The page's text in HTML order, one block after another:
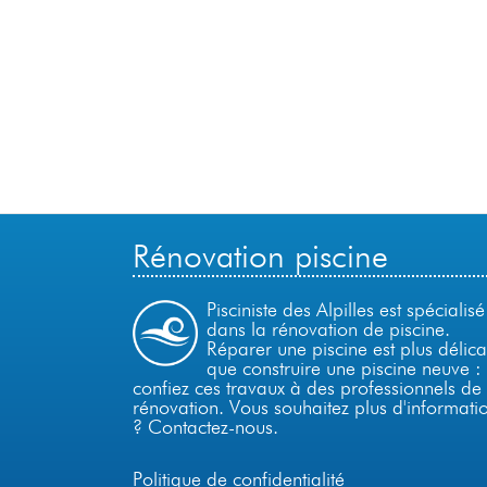
Rénovation piscine
Pisciniste des Alpilles est spécialisé
dans la rénovation de piscine.
Réparer une piscine est plus
que construire une piscine neuve :
confiez ces travaux à des professionnels
rénovation. Vous souhaitez plus
? Contactez-nous.
Politique de confidentialité